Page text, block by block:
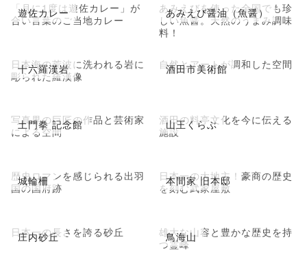
遊佐カレー
「月に1度は遊佐カレー」が
合い言葉のご当地カレー
あみえび醤油（魚醤）
あみえびを使った全国でも珍
しい魚醤。天然のうまみ調味
料！
十六羅漢岩
日本海の荒波に洗われる岩に
彫られた羅漢像
酒田市美術館
自然とアートが調和した空間
土門拳 記念館
写真界の巨匠の作品と芸術家
による空間
山王くらぶ
酒田の料亭文化を今に伝える
施設
城輪柵
歴史ロマンを感じられる出羽
国の国府跡
本間家 旧本邸
日本一の大地主！豪商の歴史
を刻む武家屋敷
庄内砂丘
日本一の長さを誇る砂丘 鳥海山
雄大な山容と豊かな歴史を持
つ霊峰